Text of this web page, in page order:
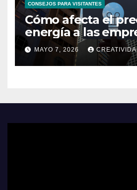
CONSEJOS PARA VISITANTES
Cómo afecta el
energía a las
españolas
MAYO 7, 2026